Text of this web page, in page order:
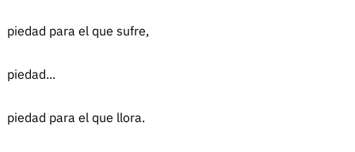
piedad para el que sufre,
piedad...
piedad para el que llora.